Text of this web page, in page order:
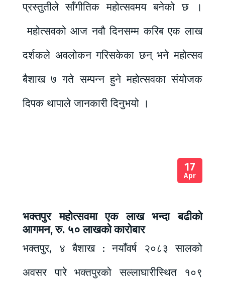
प्रस्तुतीले साँगीतिक महोत्सवमय बनेको छ ।
महोत्सवको आज नवौ दिनसम्म करिब एक लाख
दर्शकले अवलोकन गरिसकेका छन् भने महोत्सव
बैशाख ७ गते सम्पन्न हुने महोत्सवका संयोजक
दिपक थापाले जानकारी दिनुभयो ।
17
Apr
भक्तपुर महोत्सवमा एक लाख भन्दा बढीको
आगमन, रु. ५० लाखको कारोबार
भक्तपुर, ४ बैशाख : नयाँवर्ष २०८३ सालको
अवसर पारे भक्तपुरको सल्लाघारीस्थित १०९